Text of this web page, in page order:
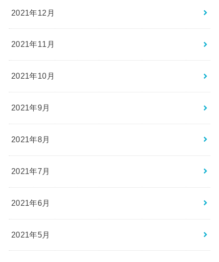
2021年12月
2021年11月
2021年10月
2021年9月
2021年8月
2021年7月
2021年6月
2021年5月